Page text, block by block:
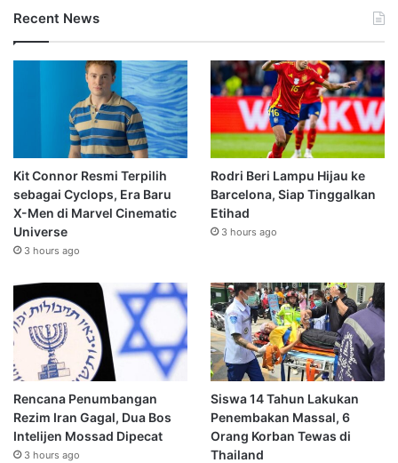
Recent News
Kit Connor Resmi Terpilih
sebagai Cyclops, Era Baru
X-Men di Marvel Cinematic
Universe
3 hours ago
Rodri Beri Lampu Hijau ke
Barcelona, Siap Tinggalkan
Etihad
3 hours ago
Rencana Penumbangan
Rezim Iran Gagal, Dua Bos
Intelijen Mossad Dipecat
3 hours ago
Siswa 14 Tahun Lakukan
Penembakan Massal, 6
Orang Korban Tewas di
Thailand